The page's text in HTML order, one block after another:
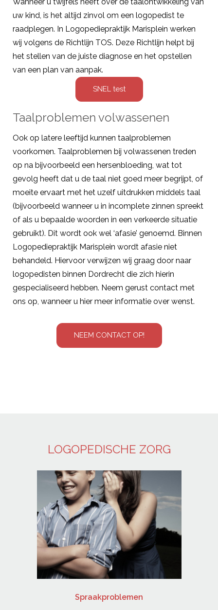
uw kind, is het altijd zinvol om een logopedist te
raadplegen. In Logopediepraktijk Marisplein werken
wij volgens de Richtlijn TOS. Deze Richtlijn helpt bij
het stellen van de juiste diagnose en het opstellen
van een plan van aanpak.
SNEL test
Taalproblemen volwassenen
Ook op latere leeftijd kunnen taalproblemen
voorkomen. Taalproblemen bij volwassenen treden
op na bijvoorbeeld een hersenbloeding, wat tot
gevolg heeft dat u de taal niet goed meer begrijpt, of
moeite ervaart met het uzelf uitdrukken middels taal
(bijvoorbeeld wanneer u in incomplete zinnen spreekt
of als u bepaalde woorden in een verkeerde situatie
gebruikt). Dit wordt ook wel ‘afasie’ genoemd. Binnen
Logopediepraktijk Marisplein wordt afasie niet
behandeld. Hiervoor verwijzen wij graag door naar
logopedisten binnen Dordrecht die zich hierin
gespecialiseerd hebben. Neem gerust contact met
ons op, wanneer u hier meer informatie over wenst.
NEEM CONTACT OP!
LOGOPEDISCHE ZORG
Spraakproblemen